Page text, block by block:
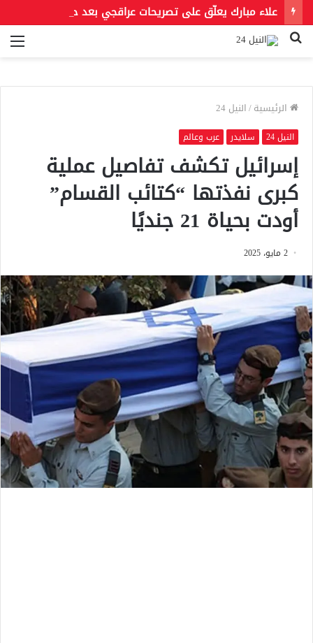
بحث
الرئيسية/النيل 24
النيل 24 سلايدر عرب وعالم
إسرائيل تكشف تفاصيل عملية
كبرى نفذتها “كتائب القسام”
أودت بحياة 21 جنديًا
2 مايو، 2025